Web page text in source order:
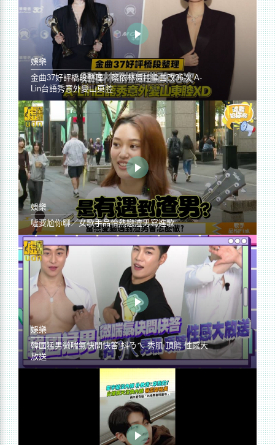
娛樂
金曲37好評橋段整理／蔡依林遭控編曲改36次 A-
Lin台語秀意外變山東腔
娛樂
噓要尬你聊／女歌手品怡熱戀渣男寫進歌
娛樂
韓國猛男微喘氣快問快答 抖ㄋㄟ 秀肌 頂胯 性感大
放送